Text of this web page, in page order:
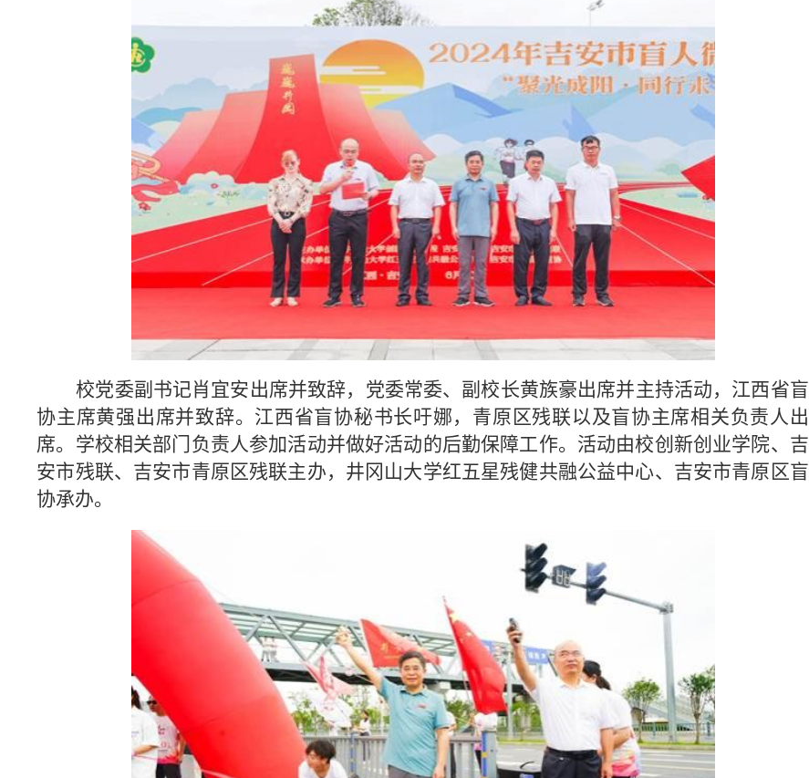
校党委副书记肖宜安出席并致辞，党委常委、副校长黄族豪出席并主持活动，江西省盲
协主席黄强出席并致辞。江西省盲协秘书长吁娜，青原区残联以及盲协主席相关负责人出
席。学校相关部门负责人参加活动并做好活动的后勤保障工作。活动由校创新创业学院、吉
安市残联、吉安市青原区残联主办，井冈山大学红五星残健共融公益中心、吉安市青原区盲
协承办。